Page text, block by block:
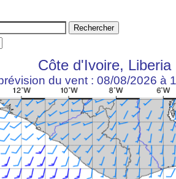
Côte d'Ivoire, Liberia
du vent : 08/08/2026 à